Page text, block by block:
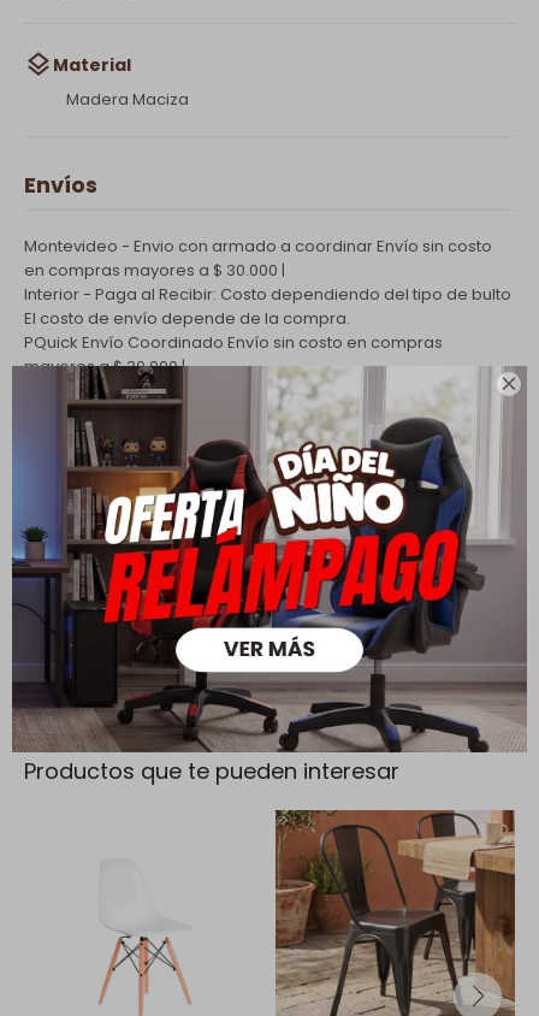

Material
Madera Maciza
Envíos
Montevideo - Envio con armado a coordinarEnvío sin costo
en compras mayores a $ 30.000 |
Interior - Paga al Recibir: Costo dependiendo del tipo de bulto
El costo de envío depende de la compra.
PQuick Envío Coordinado Envío sin costo en compras
mayores a $ 30.000 |
Cambios y Devoluciones
Todas las compras realizadas tienen un plazo de 5 días para
su cambio.
Ver mas
Medios de pago
Productos que te pueden interesar